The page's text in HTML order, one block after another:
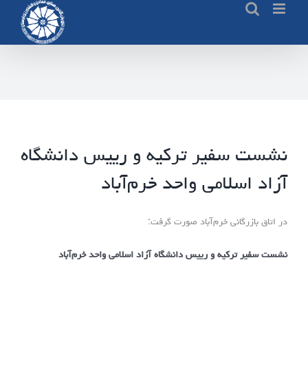
content
نشست سفیر ترکیه و رییس دانشگاه
آزاد اسلامی واحد خرم‌آباد
در اتاق بازرگانی خرم‌آباد صورت گرفت:
نشست سفیر ترکیه و رییس دانشگاه آزاد اسلامی واحد خرم‌آباد